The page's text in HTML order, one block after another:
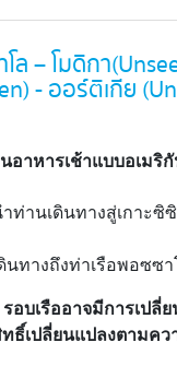
ล – โมดิกา
- ออร์ติเกีย
อาหารเช้าแบบอเมริ
ท่านเดินทางสู่เกาะซิ
ทางถึงท่าเรือพอซซา
อบเรืออาจมีการเปลี่
ธิ์เปลี่ยนแปลงตามค